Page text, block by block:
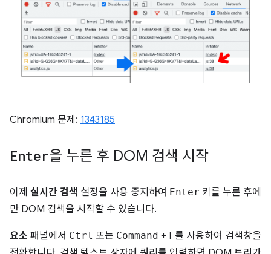
Chromium 문제: 1343185
Enter을 누른 후 DOM 검색 시작
이제 실시간 검색 설정을 사용 중지하여 Enter 키를 누른 후에
만 DOM 검색을 시작할 수 있습니다.
요소 패널에서 Ctrl 또는 Command + F를 사용하여 검색창을